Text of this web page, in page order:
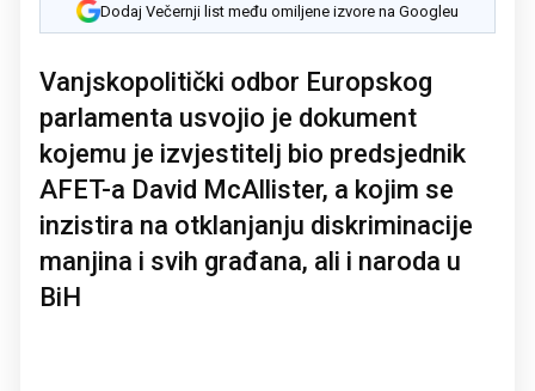
Dodaj Večernji list među omiljene izvore na Googleu
Vanjskopolitički odbor Europskog
parlamenta usvojio je dokument
kojemu je izvjestitelj bio predsjednik
AFET-a David McAllister, a kojim se
inzistira na otklanjanju diskriminacije
manjina i svih građana, ali i naroda u
BiH